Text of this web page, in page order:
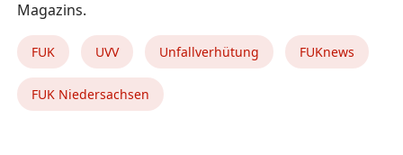
Magazins.
FUK UVV Unfallverhütung FUKnews
FUK Niedersachsen